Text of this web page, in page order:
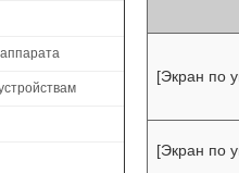
[Экран по
[Экран по